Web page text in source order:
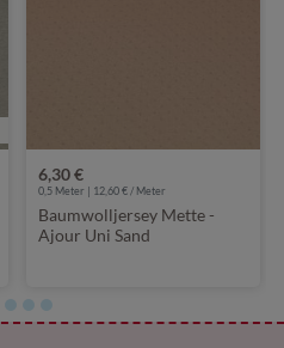
6,30 €
0,5 Meter | 12,60 € / Meter
Baumwolljersey Mette -
Ajour Uni Sand